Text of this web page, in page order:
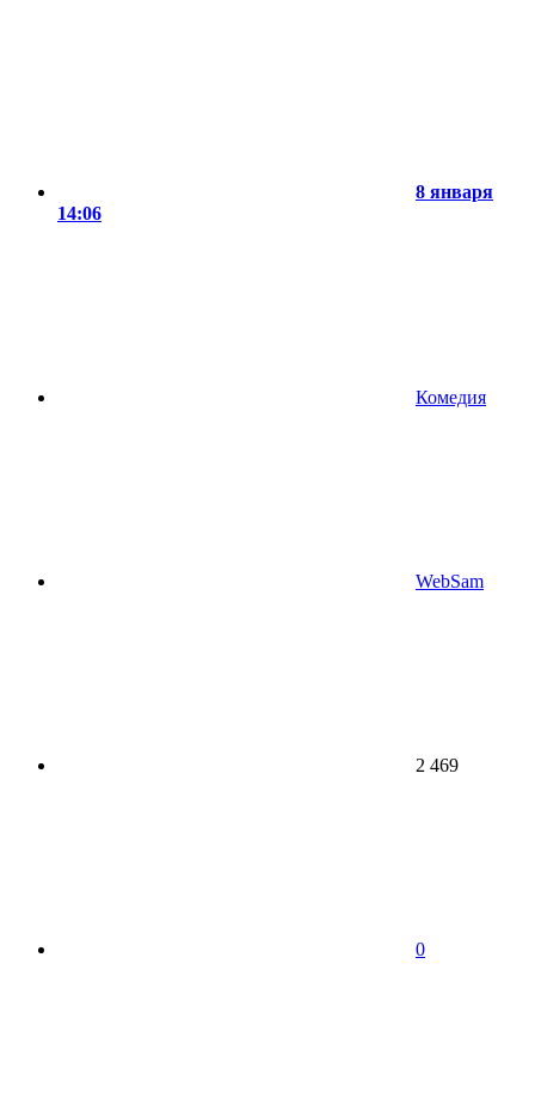
8 января
14:06
Комедия
WebSam
2 469
0